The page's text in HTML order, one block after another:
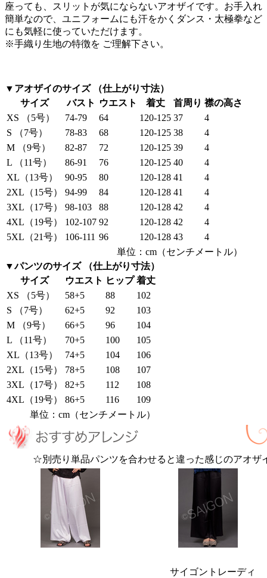
座っても、スリットが気にならないアオザイです。お手入れ
簡単なので、ユニフォームにも汗をかくダンス・太極拳など
にも気軽に使っていただけます。
※手織り生地の特徴を ご理解下さい。
▼アオザイのサイズ （仕上がり寸法）
サイズ
バスト ウエスト 着丈 首周り 襟の高さ
XS （5号）
74-79 64 120-125 37
4
S （7号）
78-83 68 120-125 38
4
M （9号）
82-87 72 120-125 39
4
L （11号）
86-91 76 120-125 40
4
XL（13号）
90-95 80 120-128 41
4
2XL（15号）
94-99 84 120-128 41
4
3XL（17号）
98-103 88 120-128 42
4
4XL（19号）
102-107 92 120-128 42
4
5XL（21号）
106-111 96 120-128 43
4
単位：cm（センチメートル）
▼パンツのサイズ （仕上がり寸法）
サイズ
ウエスト ヒップ 着丈
XS （5号）
58+5 88
102
S （7号）
62+5 92
103
M （9号）
66+5 96
104
L （11号）
70+5 100
105
XL（13号）
74+5 104
106
2XL（15号）
78+5 108
107
3XL（17号）
82+5 112
108
4XL（19号）
86+5 116
109
単位：cm（センチメートル）
☆別売り単品パンツを合わせると違った感じのアオザ
サイゴントレーディ